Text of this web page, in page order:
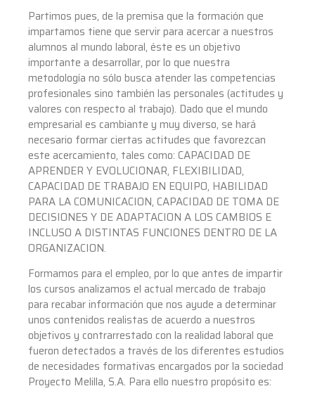
Partimos pues, de la premisa que la formación que
impartamos tiene que servir para acercar a nuestros
alumnos al mundo laboral, éste es un objetivo
importante a desarrollar, por lo que nuestra
metodología no sólo busca atender las competencias
profesionales sino también las personales (actitudes y
valores con respecto al trabajo). Dado que el mundo
empresarial es cambiante y muy diverso, se hará
necesario formar ciertas actitudes que favorezcan
este acercamiento, tales como: CAPACIDAD DE
APRENDER Y EVOLUCIONAR, FLEXIBILIDAD,
CAPACIDAD DE TRABAJO EN EQUIPO, HABILIDAD
PARA LA COMUNICACION, CAPACIDAD DE TOMA DE
DECISIONES Y DE ADAPTACION A LOS CAMBIOS E
INCLUSO A DISTINTAS FUNCIONES DENTRO DE LA
ORGANIZACION.
Formamos para el empleo, por lo que antes de impartir
los cursos analizamos el actual mercado de trabajo
para recabar información que nos ayude a determinar
unos contenidos realistas de acuerdo a nuestros
objetivos y contrarrestado con la realidad laboral que
fueron detectados a través de los diferentes estudios
de necesidades formativas encargados por la sociedad
Proyecto Melilla, S.A. Para ello nuestro propósito es: